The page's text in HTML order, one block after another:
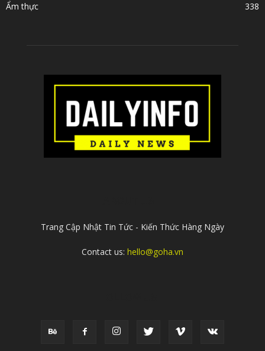
Ẩm thực
338
Trang Cập Nhật Tin Tức - Kiến Thức Hàng Ngày
Contact us: hello@goha.vn